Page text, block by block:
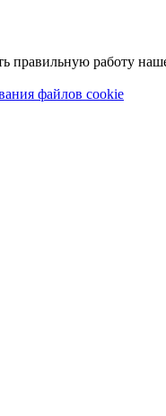
работу
файлов cookie